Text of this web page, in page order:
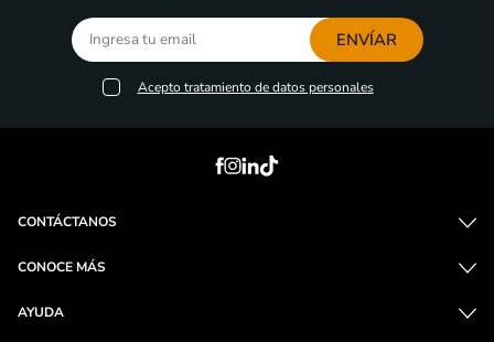
ENVÍAR
Acepto tratamiento de datos personales
CONTÁCTANOS
CONOCE MÁS
AYUDA